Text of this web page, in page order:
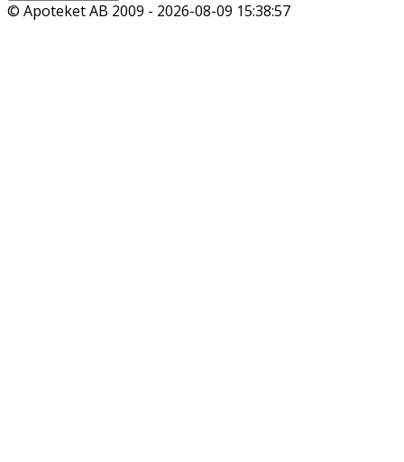
© Apoteket AB 2009 - 2026-08-09 15:38:57